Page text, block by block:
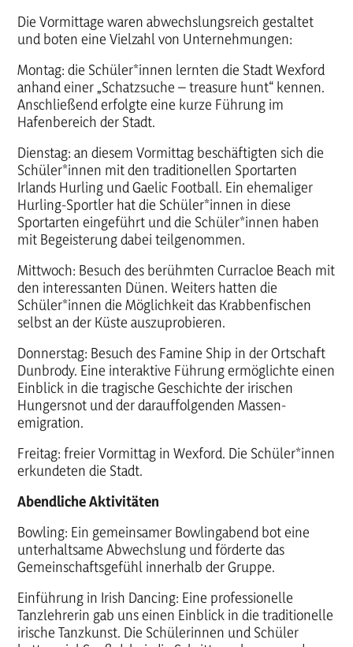
Die Vormittage waren abwechslungsreich gestaltet
und boten eine Vielzahl von Unternehmungen:
Montag: die Schüler*innen lernten die Stadt Wexford
anhand einer „Schatzsuche – treasure hunt“ kennen.
Anschließend erfolgte eine kurze Führung im
Hafenbereich der Stadt.
Dienstag: an diesem Vormittag beschäftigten sich die
Schüler*innen mit den traditionellen Sportarten
Irlands Hurling und Gaelic Football. Ein ehemaliger
Hurling-Sportler hat die Schüler*innen in diese
Sportarten eingeführt und die Schüler*innen haben
mit Begeisterung dabei teilgenommen.
Mittwoch: Besuch des berühmten Curracloe Beach mit
den interessanten Dünen. Weiters hatten die
Schüler*innen die Möglichkeit das Krabbenfischen
selbst an der Küste auszuprobieren.
Donnerstag: Besuch des Famine Ship in der Ortschaft
Dunbrody. Eine interaktive Führung ermöglichte einen
Einblick in die tragische Geschichte der irischen
Hungersnot und der darauffolgenden Massen-
emigration.
Freitag: freier Vormittag in Wexford. Die Schüler*innen
erkundeten die Stadt.
Abendliche Aktivitäten
Bowling: Ein gemeinsamer Bowlingabend bot eine
unterhaltsame Abwechslung und förderte das
Gemeinschaftsgefühl innerhalb der Gruppe.
Einführung in Irish Dancing: Eine professionelle
Tanzlehrerin gab uns einen Einblick in die traditionelle
irische Tanzkunst. Die Schülerinnen und Schüler